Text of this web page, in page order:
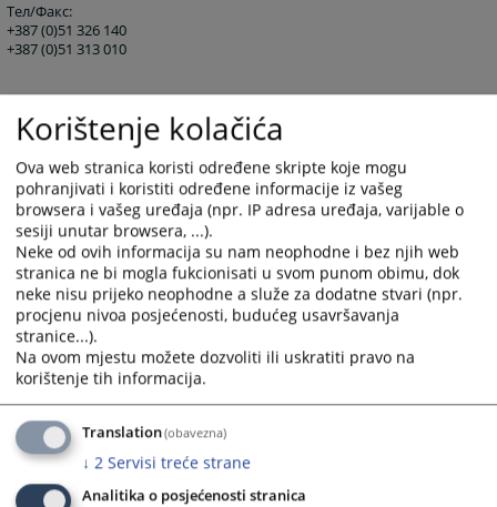
Тел/Факс:
+387 (0)51 326 140
+387 (0)51 313 010
E-mail:
st-bl@pravosudje.ba
Web:
https://rt-rs.pravosudje.ba
15106ПРЕГЛЕДА
Korištenje kolačića
Ova web stranica koristi određene skripte koje mogu
pohranjivati i koristiti određene informacije iz vašeg
browsera i vašeg uređaja (npr. IP adresa uređaja, varijable o
sesiji unutar browsera, ...).
Neke od ovih informacija su nam neophodne i bez njih web
stranica ne bi mogla fukcionisati u svom punom obimu, dok
neke nisu prijeko neophodne a služe za dodatne stvari (npr.
procjenu nivoa posjećenosti, budućeg usavršavanja
stranice...).
Na ovom mjestu možete dozvoliti ili uskratiti pravo na
korištenje tih informacija.
Translation(obavezna)
↓ 2 Servisi treće strane
Analitika o posjećenosti stranica